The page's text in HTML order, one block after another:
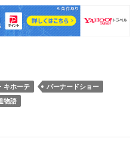
キホーテ
バーナードショー
物語